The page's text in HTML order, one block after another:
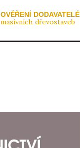
OVĚŘENÍ DODAVATELÉ
masivních dřevostaveb